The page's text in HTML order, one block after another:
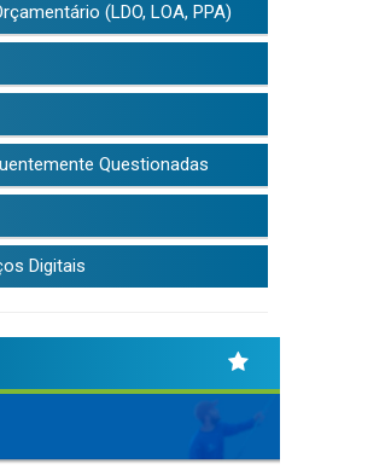
(LDO, LOA, PPA)
Questionadas
Digitais